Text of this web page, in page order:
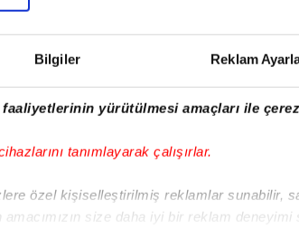
Bilgiler Reklam
yürütülmesi amaçları ile
tanımlayarak çalışırlar.
özel kişiselleştirilmiş reklamlar sunabilir,
size daha iyi bir reklam